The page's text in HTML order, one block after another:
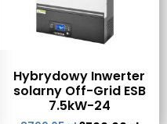
Hybrydowy Inwerter
solarny Off-Grid ESB
7.5kW-24